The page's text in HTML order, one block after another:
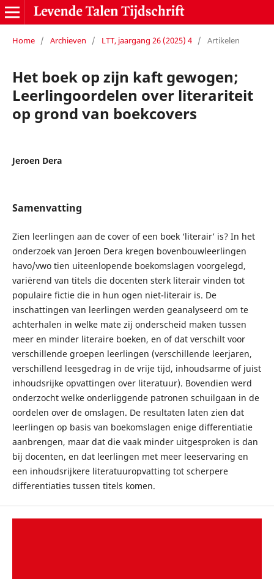
Home / Archieven / LTT, jaargang 26 (2025) 4 / Artikelen
Het boek op zijn kaft gewogen;
Leerlingoordelen over literariteit
op grond van boekcovers
Jeroen Dera
Samenvatting
Zien leerlingen aan de cover of een boek ‘literair’ is? In het
onderzoek van Jeroen Dera kregen bovenbouwleerlingen
havo/vwo tien uiteenlopende boekomslagen voorgelegd,
variërend van titels die docenten sterk literair vinden tot
populaire fictie die in hun ogen niet-literair is. De
inschattingen van leerlingen werden geanalyseerd om te
achterhalen in welke mate zij onderscheid maken tussen
meer en minder literaire boeken, en of dat verschilt voor
verschillende groepen leerlingen (verschillende leerjaren,
verschillend leesgedrag in de vrije tijd, inhoudsarme of juist
inhoudsrijke opvattingen over literatuur). Bovendien werd
onderzocht welke onderliggende patronen schuilgaan in de
oordelen over de omslagen. De resultaten laten zien dat
leerlingen op basis van boekomslagen enige differentiatie
aanbrengen, maar dat die vaak minder uitgesproken is dan
bij docenten, en dat leerlingen met meer leeservaring en
een inhoudsrijkere literatuuropvatting tot scherpere
differentiaties tussen titels komen.